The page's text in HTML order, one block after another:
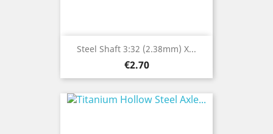
Steel Shaft 3:32 (2.38mm) X...
Price
€2.70